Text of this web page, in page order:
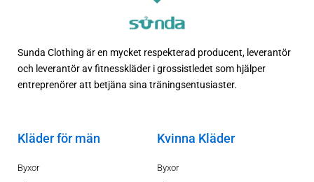
Sunda Clothing är en mycket respekterad producent, leverantör
och leverantör av fitnesskläder i grossistledet som hjälper
entreprenörer att betjäna sina träningsentusiaster.
Kläder för män
Byxor
Kvinna Kläder
Byxor